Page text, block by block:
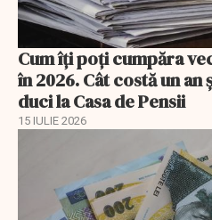
Cum îți poți cumpăra
în 2026. Cât costă un
duci la Casa de Pensii
15 IULIE 2026